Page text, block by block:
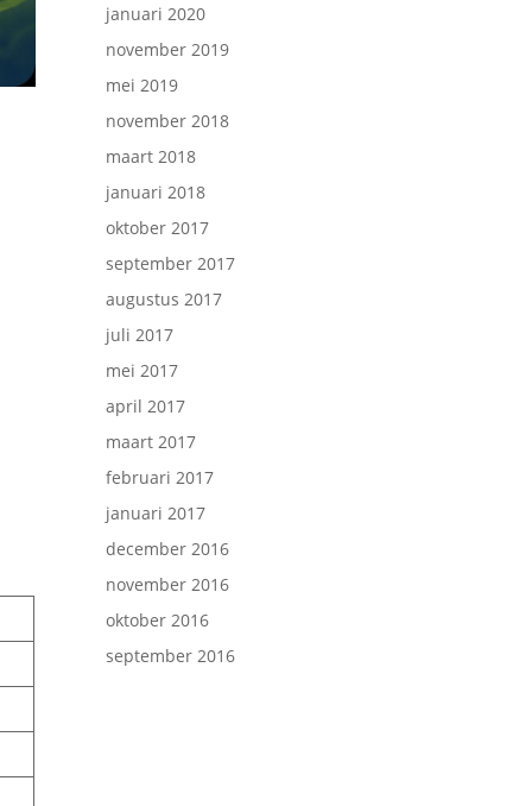
januari 2020
november 2019
mei 2019
november 2018
maart 2018
januari 2018
oktober 2017
september 2017
augustus 2017
juli 2017
mei 2017
april 2017
maart 2017
februari 2017
januari 2017
december 2016
november 2016
oktober 2016
september 2016